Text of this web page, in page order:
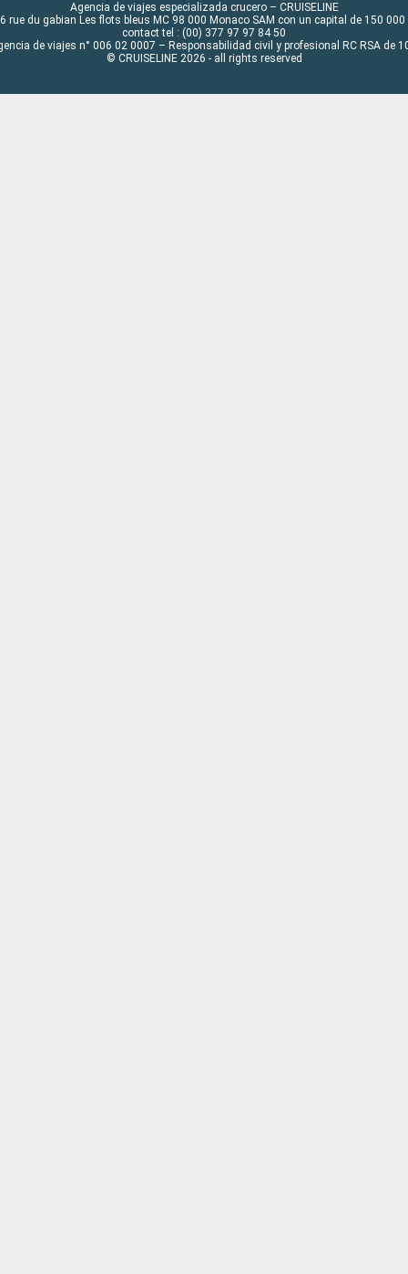
Agencia de viajes especializada crucero – CRUISELINE
rue du gabian Les flots bleus MC 98 000 Monaco SAM con un capital de 150 000
contact tel : (00) 377 97 97 84 50
de viajes n° 006 02 0007 – Responsabilidad civil y profesional RC RSA de
© CRUISELINE 2026 - all rights reserved